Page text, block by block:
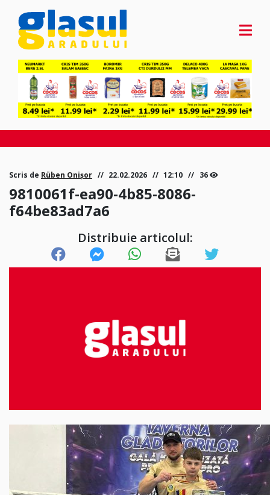
Scris de Rüben Onișor 22.02.2026 12:10 36
9810061f-ea90-4b85-8086-
f64be83ad7a6
Distribuie articolul: